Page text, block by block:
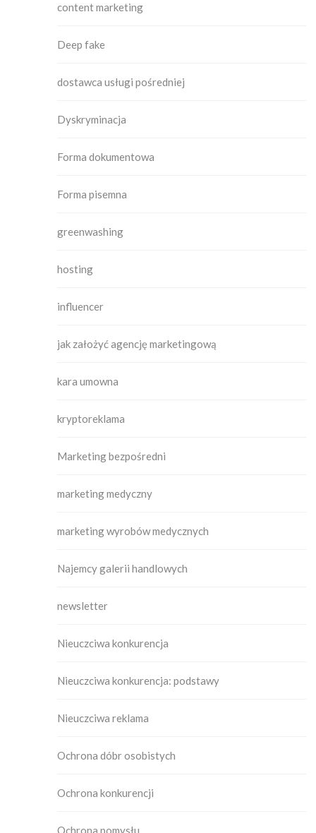
content marketing
Deep fake
dostawca usługi pośredniej
Dyskryminacja
Forma dokumentowa
Forma pisemna
greenwashing
hosting
influencer
jak założyć agencję marketingową
kara umowna
kryptoreklama
Marketing bezpośredni
marketing medyczny
marketing wyrobów medycznych
Najemcy galerii handlowych
newsletter
Nieuczciwa konkurencja
Nieuczciwa konkurencja: podstawy
Nieuczciwa reklama
Ochrona dóbr osobistych
Ochrona konkurencji
Ochrona pomysłu